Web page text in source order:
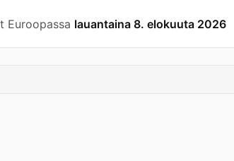
Euroopassa lauantaina 8. elokuuta 2026